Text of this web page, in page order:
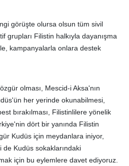
görüşte olursa olsun tüm sivil
grupları Filistin halkıyla dayanışma
kampanyalarla onlara destek
olması, Mescid-i Aksa'nın
her yerinde okunabilmesi,
bırakılması, Filistinlilere yönelik
dört bir yanında Filistin
Kudüs için meydanlara iniyor,
de Kudüs sokaklarındaki
için bu eylemlere davet ediyoruz.